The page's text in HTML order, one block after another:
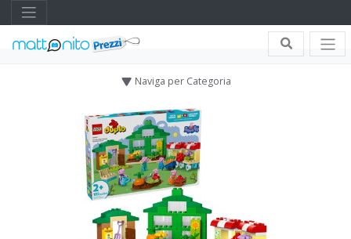
Naviga per Categoria